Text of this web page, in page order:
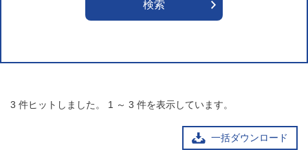
3 件ヒットしました。 1 ～ 3 件を表示しています。
一括ダウンロード